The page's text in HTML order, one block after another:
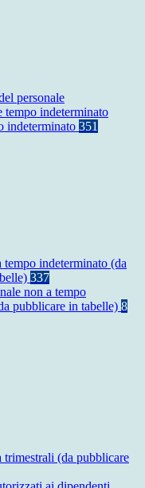
personale
tempo indeterminato
indeterminato 351
tempo indeterminato (da
337
non a tempo
pubblicare in tabelle) 8
trimestrali (da pubblicare